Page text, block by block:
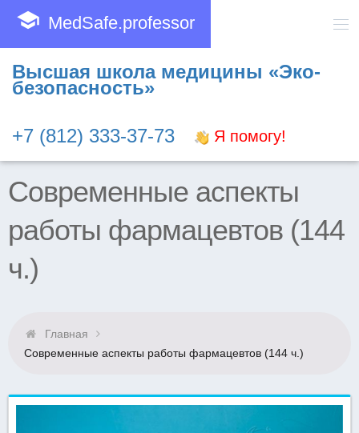
school MedSafe.professor
Высшая школа медицины «Эко-
безопасность»
+7 (812) 333-37-73 Я помогу!
Современные аспекты
работы фармацевтов (144
ч.)
Главная
Современные аспекты работы фармацевтов (144 ч.)